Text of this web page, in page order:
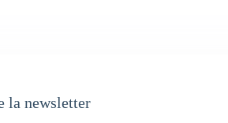
la newsletter